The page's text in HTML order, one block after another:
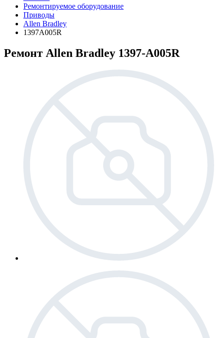
Ремонтируемое оборудование
Приводы
Allen Bradley
1397A005R
Ремонт Allen Bradley 1397-A005R